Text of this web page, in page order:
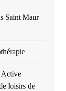
Saint Maur
Active
loisirs de